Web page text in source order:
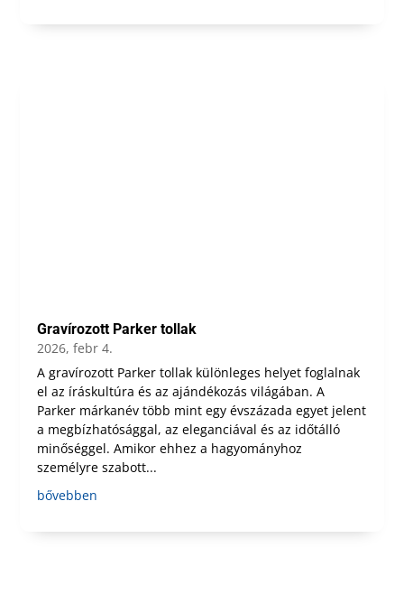
Gravírozott Parker tollak
2026, febr 4.
A gravírozott Parker tollak különleges helyet foglalnak
el az íráskultúra és az ajándékozás világában. A
Parker márkanév több mint egy évszázada egyet jelent
a megbízhatósággal, az eleganciával és az időtálló
minőséggel. Amikor ehhez a hagyományhoz
személyre szabott...
bővebben